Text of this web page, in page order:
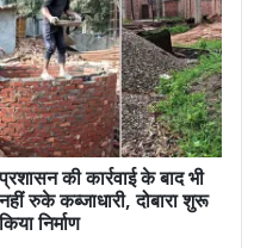
प्रशासन की कार्रवाई के बाद भी
नहीं रुके कब्जाधारी, दोबारा शुरू
किया निर्माण